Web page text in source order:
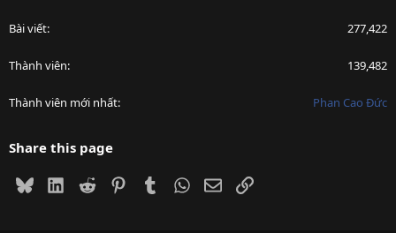
Bài viết 277,422
Thành viên 139,482
Thành viên mới nhất Phan Cao Đức
Share this page
BlueskyLinkedIn
Reddit PinterestTumblrWhatsApp
EmailLink